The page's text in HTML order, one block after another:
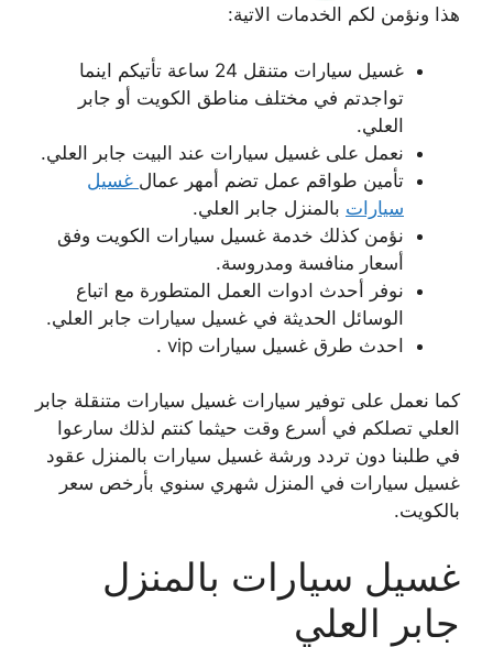
هذا ونؤمن لكم الخدمات الاتية:
غسيل سيارات متنقل 24 ساعة تأتيكم اينما
تواجدتم في مختلف مناطق الكويت أو جابر
العلي.
نعمل على غسيل سيارات عند البيت جابر العلي.
تأمين طواقم عمل تضم أمهر عمال غسيل
سيارات بالمنزل جابر العلي.
نؤمن كذلك خدمة غسيل سيارات الكويت وفق
أسعار منافسة ومدروسة.
نوفر أحدث ادوات العمل المتطورة مع اتباع
الوسائل الحديثة في غسيل سيارات جابر العلي.
احدث طرق غسيل سيارات vip .
كما نعمل على توفير سيارات غسيل سيارات متنقلة جابر
العلي تصلكم في أسرع وقت حيثما كنتم لذلك سارعوا
في طلبنا دون تردد ورشة غسيل سيارات بالمنزل عقود
غسيل سيارات في المنزل شهري سنوي بأرخص سعر
بالكويت.
غسيل سيارات بالمنزل
جابر العلي